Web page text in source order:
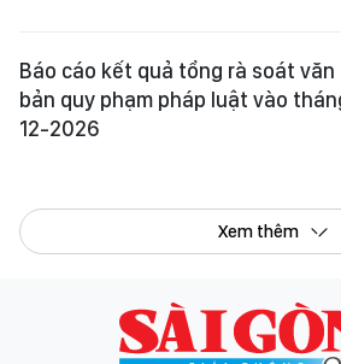
Báo cáo kết quả tổng rà soát văn
bản quy phạm pháp luật vào
12-2026
Xem thêm